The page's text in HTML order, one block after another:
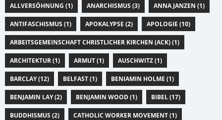
ALLVERSÖHNUNG (1) ANARCHISMUS (3) ANNA JANZEN (1)
ANTIFASCHISMUS (1) APOKALYPSE (2) APOLOGIE (10)
ARBEITSGEMEINSCHAFT CHRISTLICHER KIRCHEN (ACK) (1)
ARCHITEKTUR (1) ARMUT (1) AUSCHWITZ (1)
BARCLAY (12) BELFAST (1) BENIAMIN HOLME (1)
BENJAMIN LAY (2) BENJAMIN WOOD (1) BIBEL (17)
BUDDHISMUS (2) CATHOLIC WORKER MOVEMENT (1)